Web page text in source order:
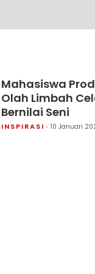
Mahasiswa
Olah Limbah
Bernilai Seni
INSPIRASI 10 Januari